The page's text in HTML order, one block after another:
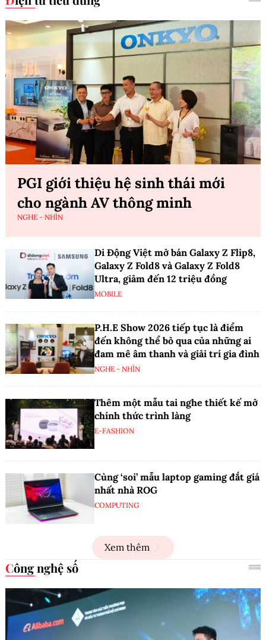
PGI giới thiệu hệ sinh thái mới
cho ngành AV thông minh
NGHE - NHÌN
Di Động Việt mở bán Galaxy Z Flip8,
Galaxy Z Fold8 và Galaxy Z Fold8
Ultra, giảm đến 12 triệu đồng
MOBILE
P.H.E Show 2026 tiếp tục là điểm
đến không thể bỏ qua của những ai
đam mê âm thanh và giải trí gia đình
NGHE - NHÌN
Thêm một mẫu tai nghe thiết kế mở
chính thức trình làng
E-FASHION
Cùng ‘soi’ mẫu laptop gaming đắt giá
nhất nhà ROG
COMPUTING
Xem thêm
Công nghệ số